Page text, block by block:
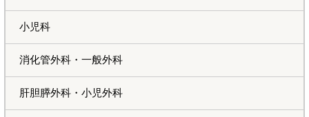
小児科
消化管外科・一般外科
肝胆膵外科・小児外科